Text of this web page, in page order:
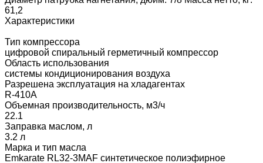
61,2
Характеристики
Тип компрессора
цифровой спиральный герметичный компрессор
Область использования
системы кондиционирования воздуха
Разрешена эксплуатация на хладагентах
R-410A
Объемная производительность, м3/ч
22.1
Заправка маслом, л
3.2 л
Марка и тип масла
Emkarate RL32-3MAF синтетическое полиэфирное